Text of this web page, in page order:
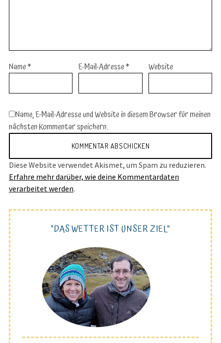
Name* E-Mail-Adresse* Website
Name, E-Mail-Adresse und Website in diesem Browser für meinen
nächsten Kommentar speichern.
Diese Website verwendet Akismet, um Spam zu reduzieren.
Erfahre mehr darüber, wie deine Kommentardaten
verarbeitet werden.
“DAS WETTER IST UNSER ZIEL”